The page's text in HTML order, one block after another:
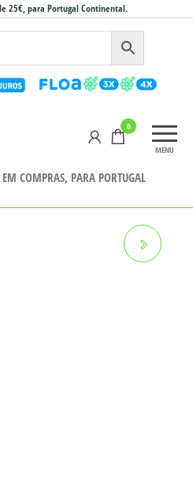
25€, para Portugal Continental.
MENU
0
COMPRAS, PARA PORTUGAL